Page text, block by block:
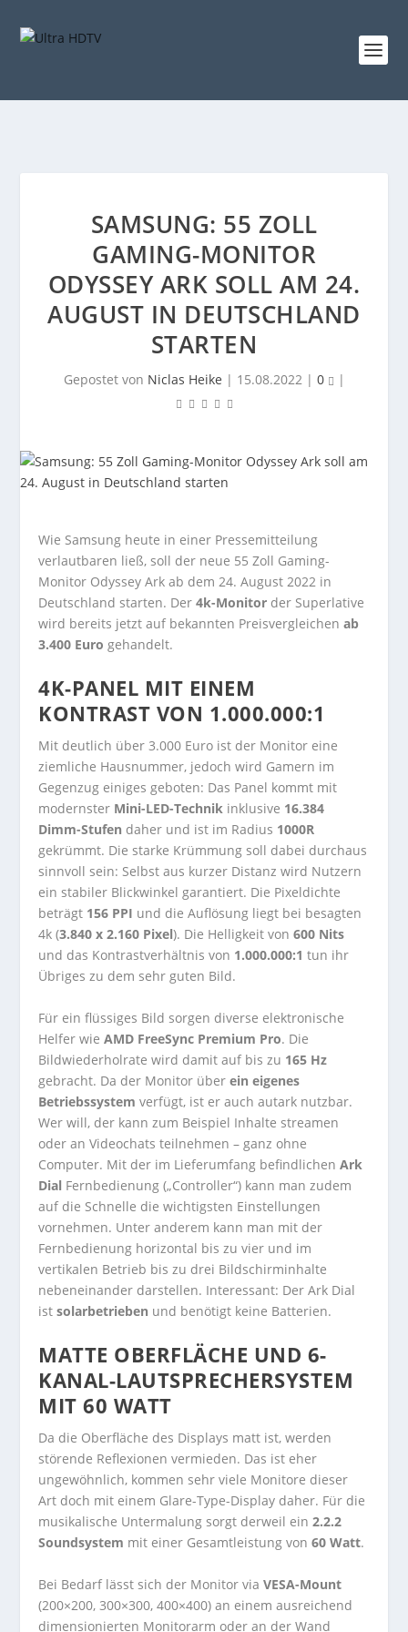
SAMSUNG: 55 ZOLL
GAMING-MONITOR
ODYSSEY ARK SOLL AM 24.
AUGUST IN DEUTSCHLAND
STARTEN
Gepostet von Niclas Heike | 15.08.2022| 0 |
Wie Samsung heute in einer Pressemitteilung
verlautbaren ließ, soll der neue 55 Zoll Gaming-
Monitor Odyssey Ark ab dem 24. August 2022 in
Deutschland starten. Der4k-Monitor der Superlative
wird bereits jetzt auf bekannten Preisvergleichen ab
3.400 Euro gehandelt.
4K-PANEL MIT EINEM
KONTRAST VON 1.000.000:1
Mit deutlich über 3.000 Euro ist der Monitor eine
ziemliche Hausnummer, jedoch wird Gamern im
Gegenzug einiges geboten: Das Panel kommt mit
modernster Mini-LED-Technik inklusive 16.384
Dimm-Stufen daher und ist im Radius 1000R
gekrümmt. Die starke Krümmung soll dabei durchaus
sinnvoll sein: Selbst aus kurzer Distanz wird Nutzern
ein stabiler Blickwinkel garantiert. Die Pixeldichte
beträgt 156 PPI und die Auflösung liegt bei besagten
4k (3.840 x 2.160 Pixel). Die Helligkeit von600 Nits
und das Kontrastverhältnis von 1.000.000:1 tun ihr
Übriges zu dem sehr guten Bild.
Für ein flüssiges Bild sorgen diverse elektronische
Helfer wieAMD FreeSync Premium Pro. Die
Bildwiederholrate wird damit auf bis zu 165 Hz
gebracht. Da der Monitor über ein eigenes
Betriebssystemverfügt, ist er auch autark nutzbar.
Wer will, der kann zum Beispiel Inhalte streamen
oder an Videochats teilnehmen – ganz ohne
Computer. Mit der im Lieferumfang befindlichenArk
Dial Fernbedienung („Controller“) kann man zudem
auf die Schnelle die wichtigsten Einstellungen
vornehmen. Unter anderem kann man mit der
Fernbedienung horizontal bis zu vier und im
vertikalen Betrieb bis zu drei Bildschirminhalte
nebeneinander darstellen. Interessant: Der Ark Dial
istsolarbetrieben und benötigt keine Batterien.
MATTE OBERFLÄCHE UND 6-
KANAL-LAUTSPRECHERSYSTEM
MIT 60 WATT
Da die Oberfläche des Displays matt ist, werden
störende Reflexionen vermieden. Das ist eher
ungewöhnlich, kommen sehr viele Monitore dieser
Art doch mit einem Glare-Type-Display daher. Für die
musikalische Untermalung sorgt derweil ein2.2.2
Soundsystem mit einer Gesamtleistung von 60 Watt.
Bei Bedarf lässt sich der Monitor viaVESA-Mount
(200×200, 300×300, 400×400) an einem ausreichend
dimensionierten Monitorarm oder an der Wand